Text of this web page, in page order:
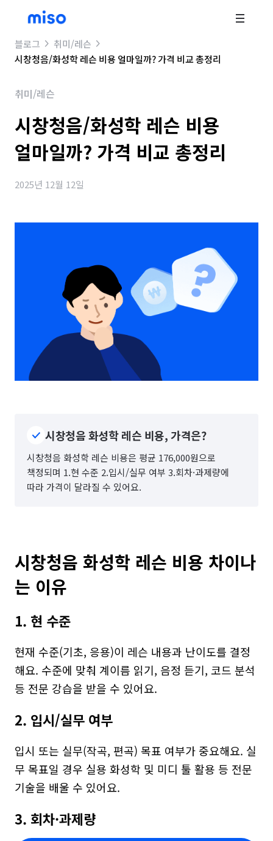
블로그
취미/레슨
시창청음/화성학 레슨 비용 얼마일까? 가격 비교 총정리
취미/레슨
시창청음/화성학 레슨 비용
얼마일까? 가격 비교 총정리
2025년 12월 12일
시창청음 화성학 레슨 비용, 가격은?
시창청음 화성학 레슨 비용은 평균 176,000원으로
책정되며 1.현 수준 2.입시/실무 여부 3.회차·과제량에
따라 가격이 달라질 수 있어요.
시창청음 화성학 레슨 비용 차이나
는 이유
1. 현 수준
현재 수준(기초, 응용)이 레슨 내용과 난이도를 결정
해요. 수준에 맞춰 계이름 읽기, 음정 듣기, 코드 분석
등 전문 강습을 받을 수 있어요.
2. 입시/실무 여부
입시 또는 실무(작곡, 편곡) 목표 여부가 중요해요. 실
무 목표일 경우 실용 화성학 및 미디 툴 활용 등 전문
기술을 배울 수 있어요.
3. 회차·과제량